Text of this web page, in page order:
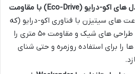
سیتیزن (Citizen) مدل های اکو-درایو (Eco-Drive) با مقاومت
های سیتیزن با فناوری اکو-درایو (که
با نور شارژ می شوند) طراحی های شیک و مقاومت ۵۰ متری را
را برای استفاده روزمره و حتی شنای